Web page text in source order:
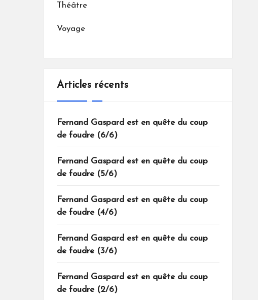
Théâtre
Voyage
Articles récents
Fernand Gaspard est en quête du coup
de foudre (6/6)
Fernand Gaspard est en quête du coup
de foudre (5/6)
Fernand Gaspard est en quête du coup
de foudre (4/6)
Fernand Gaspard est en quête du coup
de foudre (3/6)
Fernand Gaspard est en quête du coup
de foudre (2/6)